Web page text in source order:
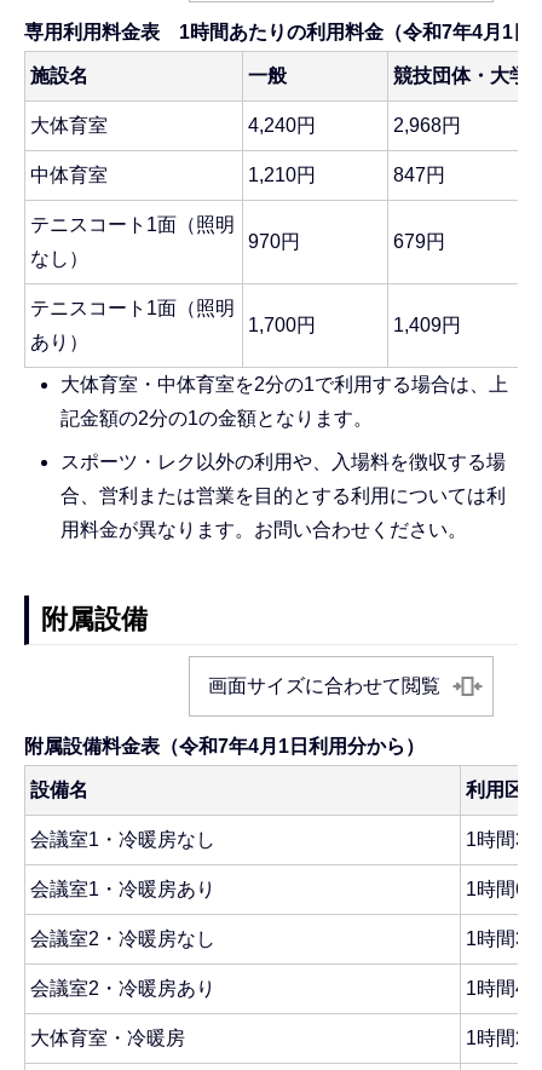
専用利用料金表 1時間あたりの利用料金（令和7年4月1日
施設名 一般 競技団体・大学
大体育室 4,240円 2,968円
中体育室 1,210円 847円
テニスコート1面（照明
なし）
970円 679円
テニスコート1面（照明
あり）
1,700円 1,409円
大体育室・中体育室を2分の1で利用する場合は、上
記金額の2分の1の金額となります。
スポーツ・レク以外の利用や、入場料を徴収する場
合、営利または営業を目的とする利用については利
用料金が異なります。お問い合わせください。
附属設備
画面サイズに合わせて閲覧
附属設備料金表（令和7年4月1日利用分から）
設備名 利用区
会議室1・冷暖房なし 1時間
会議室1・冷暖房あり 1時間
会議室2・冷暖房なし 1時間
会議室2・冷暖房あり 1時間
大体育室・冷暖房 1時間